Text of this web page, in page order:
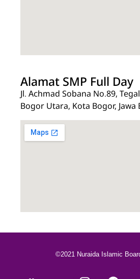
Alamat SMP Full Day
Jl. Achmad Sobana No.89,
Bogor Utara, Kota Bogor, Jawa
©2021 Nuraida Islamic